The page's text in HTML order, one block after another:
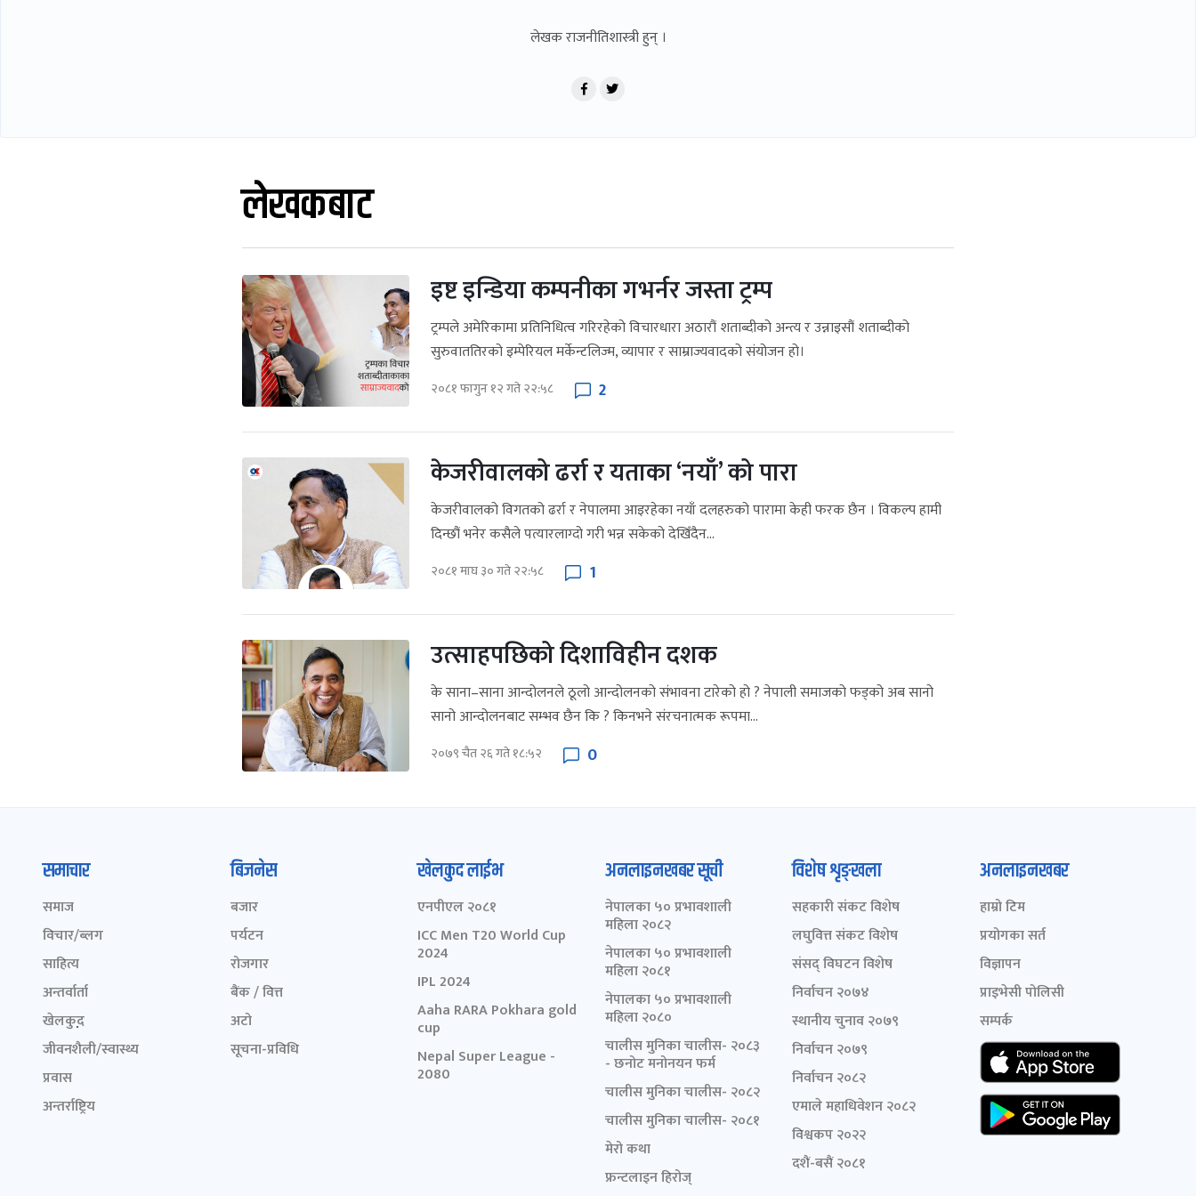
लेखक राजनीतिशास्त्री हुन् ।
लेखकबाट
इष्ट इन्डिया कम्पनीका गभर्नर जस्ता ट्रम्प
ट्रम्पले अमेरिकामा प्रतिनिधित्व गरिरहेको विचारधारा अठारौं शताब्दीको अन्त्य र उन्नाइसौं शताब्दीको
सुरुवाततिरको इम्पेरियल मर्केन्टलिज्म, व्यापार र साम्राज्यवादको संयोजन हो।
२०८१ फागुन १२ गते २२:५८ 2
केजरीवालको ढर्रा र यताका ‘नयाँ’ को पारा
केजरीवालको विगतको ढर्रा र नेपालमा आइरहेका नयाँ दलहरुको पारामा केही फरक छैन । विकल्प हामी
दिन्छौं भनेर कसैले पत्यारलाग्दो गरी भन्न सकेको देखिँदैन...
२०८१ माघ ३० गते २२:५८ 1
उत्साहपछिको दिशाविहीन दशक
के साना–साना आन्दोलनले ठूलो आन्दोलनको संभावना टारेको हो ? नेपाली समाजको फड्को अब सानो
सानो आन्दोलनबाट सम्भव छैन कि ? किनभने संरचनात्मक रूपमा...
२०७९ चैत २६ गते १८:५२ 0
समाचार
समाज
विचार/ब्लग
साहित्य
अन्तर्वार्ता
खेलकुद़़
जीवनशैली/स्वास्थ्य
प्रवास
अन्तर्राष्ट्रिय
बिजनेस
बजार
पर्यटन
रोजगार
बैंक / वित्त
अटो
सूचना-प्रविधि
खेलकुद लाईभ
एनपीएल २०८१
ICC Men T20 World Cup
2024
IPL 2024
Aaha RARA Pokhara gold
cup
Nepal Super League -
2080
अनलाइनखबर सूची
नेपालका ५० प्रभावशाली
महिला २०८२
नेपालका ५० प्रभावशाली
महिला २०८१
नेपालका ५० प्रभावशाली
महिला २०८०
चालीस मुनिका चालीस- २०८३
- छनोट मनोनयन फर्म
चालीस मुनिका चालीस- २०८२
चालीस मुनिका चालीस- २०८१
मेरो कथा
फ्रन्टलाइन हिरोज्
विशेष शृङ्खला
सहकारी संकट विशेष
लघुवित्त संकट विशेष
संसद् विघटन विशेष
निर्वाचन २०७४
स्थानीय चुनाव २०७९
निर्वाचन २०७९
निर्वाचन २०८२
एमाले महाधिवेशन २०८२
विश्वकप २०२२
दशैं-बसैं २०८१
अनलाइनखबर
हाम्रो टिम
प्रयोगका सर्त
विज्ञापन
प्राइभेसी पोलिसी
सम्पर्क